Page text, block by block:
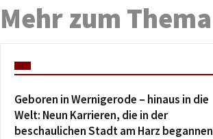
Mehr zum Thema
Geboren in Wernigerode – hinaus in die
Welt: Neun Karrieren, die in der
beschaulichen Stadt am Harz begannen